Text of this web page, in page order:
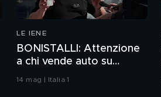
LE IENE
BONISTALLI: Attenzione
a chi vende auto su
TikTok
14 mag | Italia 1